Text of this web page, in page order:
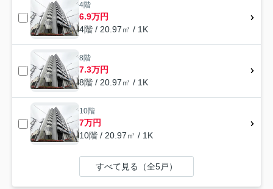
4階
6.9万円
4階 / 20.97㎡ / 1K
8階
7.3万円
8階 / 20.97㎡ / 1K
10階
7万円
10階 / 20.97㎡ / 1K
すべて見る（全5戸）